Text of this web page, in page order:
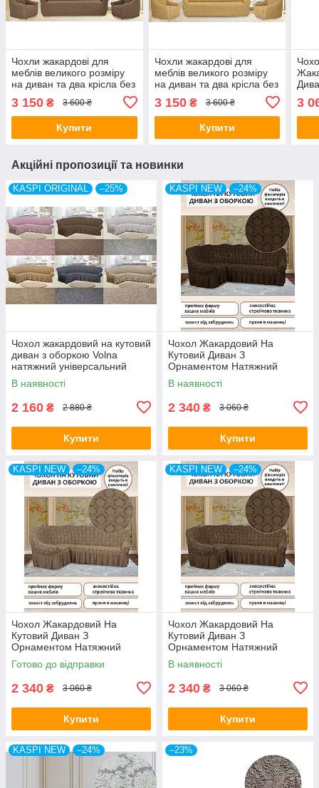
Чохли жакардові для
меблів великого розміру
на диван та два крісла без
капучино
3 150 ₴ 3 600 ₴
Купити
Чохли жакардові для
меблів великого розміру
на диван та два крісла без
медовий
3 150₴ 3 600 ₴
Купити
3
Акційні пропозиції та новинки
KASPI ORIGINAL –25%
Чохол жакардовий на кутовий
диван з оборкою Volna
натяжний універсальний
міцний Kaspi Туреччина
В наявності
2 160 ₴ 2 880 ₴
Купити
KASPI NEW –24%
Чохол Жакардовий На
Кутовий Диван З
Орнаментом Натяжний
Універсальний З Воланами
Спідницею Kaspi
В наявності
2 340 ₴ 3 060 ₴
Купити
KASPI NEW –24%
Чохол Жакардовий На
Кутовий Диван З
Орнаментом Натяжний
Універсальний З Воланами
Спідницею Kaspi Колір
Готово до відправки
2 340 ₴ 3 060 ₴
Купити
KASPI NEW –24%
Чохол Жакардовий На
Кутовий Диван З
Орнаментом Натяжний
Універсальний З Воланами
Спідницею Kaspi Колір
В наявності
2 340 ₴ 3 060 ₴
Купити
KASPI NEW –24% –23%